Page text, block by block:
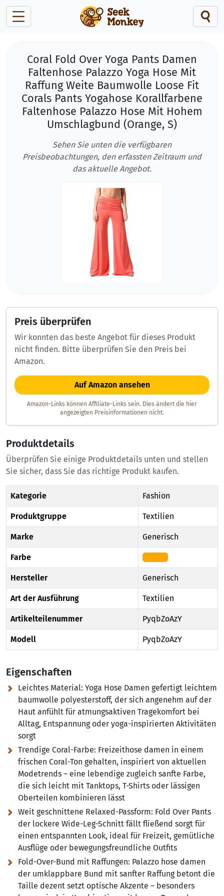
Coral Fold Over Yoga Pants Damen
Faltenhose Palazzo Yoga Hose Mit
Raffung Weite Baumwolle Loose Fit
Corals Pants Yogahose Korallfarbene
Faltenhose Palazzo Hose Mit Hohem
Umschlagbund (Orange, S)
Sehen Sie unten die verfügbaren
Preisbeobachtungen, den erfassten Zeitraum und
das aktuelle Angebot.
Preis überprüfen
Wir konnten das beste Angebot für dieses Produkt
nicht finden. Bitte überprüfen Sie den Preis bei
Amazon.
Auf Amazon ansehen
Amazon-Links können Affiliate-Links sein. Dies ändert die hier
angezeigten Preisinformationen nicht.
Produktdetails
Überprüfen Sie einige Produktdetails unten und stellen
Sie sicher, dass Sie das richtige Produkt kaufen.
Kategorie Fashion
Produktgruppe Textilien
Marke Generisch
Farbe Orange
Hersteller Generisch
Art der Ausführung Textilien
Artikelteilenummer PyqbZoAzY
Modell PyqbZoAzY
Eigenschaften
Leichtes Material: Yoga Hose Damen gefertigt leichtem
baumwolle polyesterstoff, der sich angenehm auf der
Haut anfühlt für atmungsaktiven Tragekomfort bei
Alltag, Entspannung oder yoga-inspirierten Aktivitäten
sorgt
Trendige Coral-Farbe: Freizeithose damen in einem
frischen Coral-Ton gehalten, inspiriert von aktuellen
Modetrends – eine lebendige zugleich sanfte Farbe,
die sich leicht mit Tanktops, T-Shirts oder lässigen
Oberteilen kombinieren lässt
Weit geschnittene Relaxed-Passform: Fold Over Pants
der lockere Wide-Leg-Schnitt fällt fließend sorgt für
einen entspannten Look, ideal für Freizeit, gemütliche
Ausflüge oder bewegungsfreundliche Outfits
Fold-Over-Bund mit Raffungen: Palazzo hose damen
der umklappbare Bund mit sanfter Raffung betont die
Taille dezent setzt optische Akzente – besonders